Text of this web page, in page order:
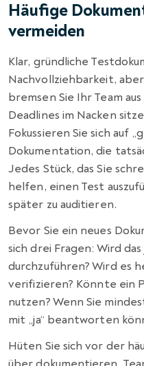
Häufige
vermeiden
Klar, gründliche
Nachvollziehbarkeit,
bremsen Sie Ihr Team
Deadlines im Nacken
Fokussieren Sie sich auf
Dokumentation, die
Jedes Stück, das Sie
helfen, einen Test
später zu auditieren.
Bevor Sie ein neues
sich drei Fragen: Wird
durchzuführen? Wird es
verifizieren? Könnte ein
nutzen? Wenn Sie
mit „ja“ beantworten
Hüten Sie sich vor der